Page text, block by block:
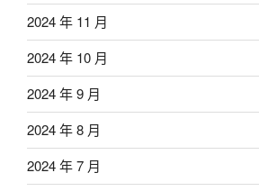
2024 年 11 月
2024 年 10 月
2024 年 9 月
2024 年 8 月
2024 年 7 月